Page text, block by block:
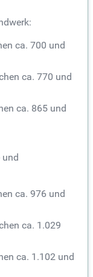
ca. 700 und
ca. 770 und
ca. 865 und
und
ca. 976 und
ca. 1.029
ca. 1.102 und